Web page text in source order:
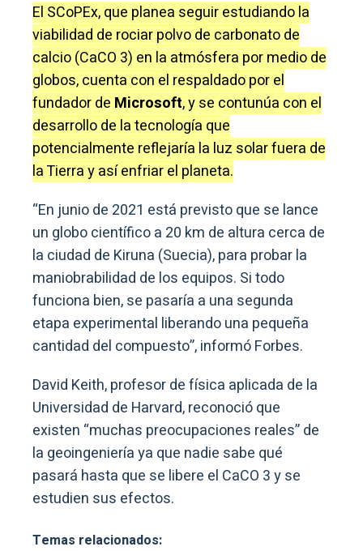
El SCoPEx, que planea seguir estudiando la
viabilidad de rociar polvo de carbonato de
calcio (CaCO 3) en la atmósfera por medio de
globos, cuenta con el respaldado por el
fundador de Microsoft, y se contunúa con el
desarrollo de la tecnología que
potencialmente reflejaría la luz solar fuera de
la Tierra y así enfriar el planeta.
“En junio de 2021 está previsto que se lance
un globo científico a 20 km de altura cerca de
la ciudad de Kiruna (Suecia), para probar la
maniobrabilidad de los equipos. Si todo
funciona bien, se pasaría a una segunda
etapa experimental liberando una pequeña
cantidad del compuesto”, informó Forbes.
David Keith, profesor de física aplicada de la
Universidad de Harvard, reconoció que
existen “muchas preocupaciones reales” de
la geoingeniería ya que nadie sabe qué
pasará hasta que se libere el CaCO 3 y se
estudien sus efectos.
Temas relacionados: